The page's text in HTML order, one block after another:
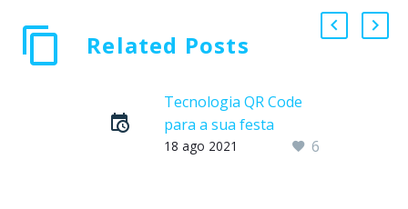
Related Posts
Tecnologia QR Code
para a sua festa
Para quem ainda não 6
18 ago 2021